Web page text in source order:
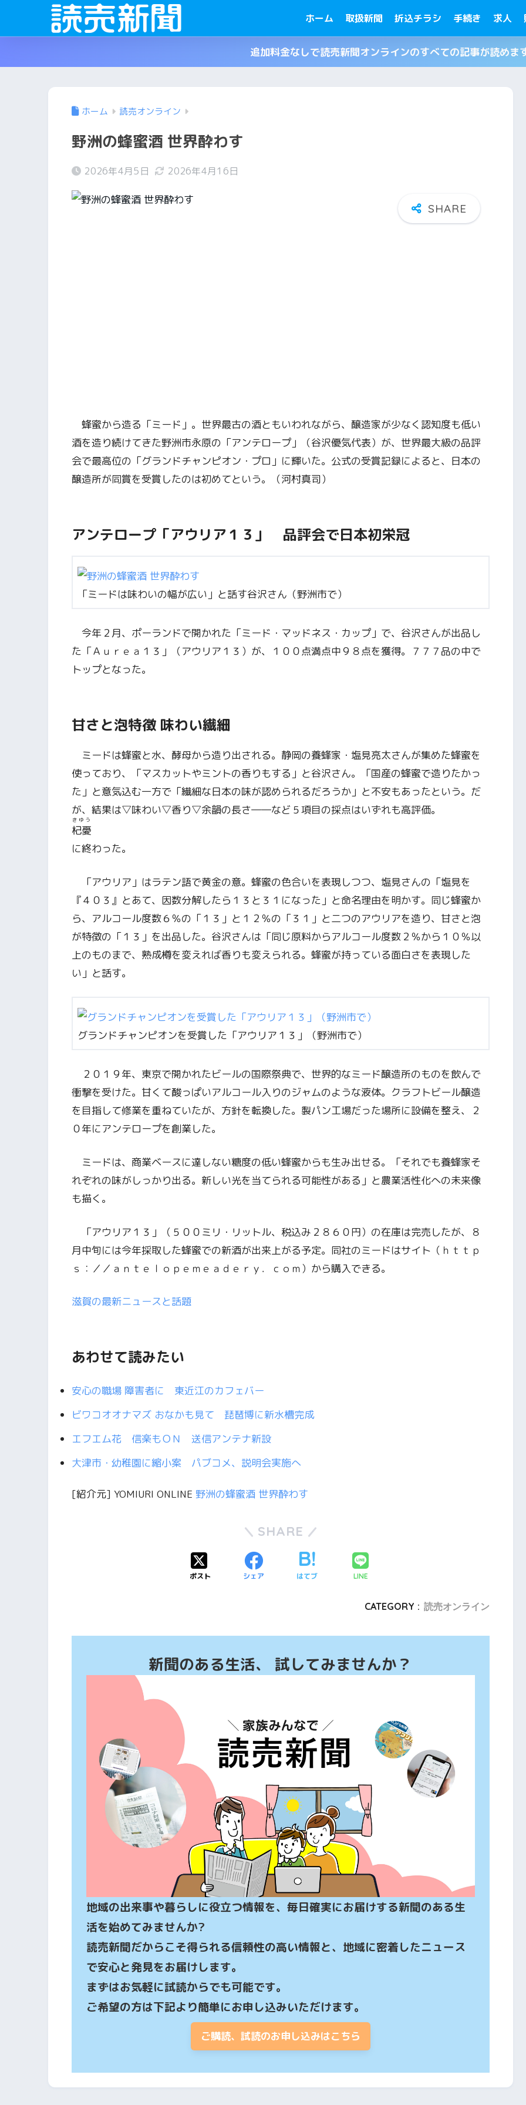
ホーム 取扱新聞 折込チラシ 手続き 求人
追加料金なしで読売新聞オンラインのすべての記事が読めま
ホーム 読売オンライン
野洲の蜂蜜酒 世界酔わす
2026年4月5日 2026年4月16日
蜂蜜から造る「ミード」。世界最古の酒ともいわれながら、醸造家が少なく認知度も低い
酒を造り続けてきた野洲市永原の「アンテロープ」（谷沢優気代表）が、世界最大級の品評
会で最高位の「グランドチャンピオン・プロ」に輝いた。公式の受賞記録によると、日本の
醸造所が同賞を受賞したのは初めてという。（河村真司）
アンテロープ「アウリア１３」 品評会で日本初栄冠
「ミードは味わいの幅が広い」と話す谷沢さん（野洲市で）
今年２月、ポーランドで開かれた「ミード・マッドネス・カップ」で、谷沢さんが出品し
た「Ａｕｒｅａ１３」（アウリア１３）が、１００点満点中９８点を獲得。７７７品の中で
トップとなった。
甘さと泡特徴 味わい繊細
ミードは蜂蜜と水、酵母から造り出される。静岡の養蜂家・塩見亮太さんが集めた蜂蜜を
使っており、「マスカットやミントの香りもする」と谷沢さん。「国産の蜂蜜で造りたかっ
た」と意気込む一方で「繊細な日本の味が認められるだろうか」と不安もあったという。だ
が、結果は▽味わい▽香り▽余韻の長さ――など５項目の採点はいずれも高評価。
杞憂
きゆう
に終わった。
「アウリア」はラテン語で黄金の意。蜂蜜の色合いを表現しつつ、塩見さんの「塩見を
『４０３』とあて、因数分解したら１３と３１になった」と命名理由を明かす。同じ蜂蜜か
ら、アルコール度数６％の「１３」と１２％の「３１」と二つのアウリアを造り、甘さと泡
が特徴の「１３」を出品した。谷沢さんは「同じ原料からアルコール度数２％から１０％以
上のものまで、熟成樽を変えれば香りも変えられる。蜂蜜が持っている面白さを表現した
い」と話す。
グランドチャンピオンを受賞した「アウリア１３」（野洲市で）
２０１９年、東京で開かれたビールの国際祭典で、世界的なミード醸造所のものを飲んで
衝撃を受けた。甘くて酸っぱいアルコール入りのジャムのような液体。クラフトビール醸造
を目指して修業を重ねていたが、方針を転換した。製パン工場だった場所に設備を整え、２
０年にアンテロープを創業した。
ミードは、商業ベースに達しない糖度の低い蜂蜜からも生み出せる。「それでも養蜂家そ
れぞれの味がしっかり出る。新しい光を当てられる可能性がある」と農業活性化への未来像
も描く。
「アウリア１３」（５００ミリ・リットル、税込み２８６０円）の在庫は完売したが、８
月中旬には今年採取した蜂蜜での新酒が出来上がる予定。同社のミードはサイト（ｈｔｔｐ
ｓ：／／ａｎｔｅｌｏｐｅｍｅａｄｅｒｙ．ｃｏｍ）から購入できる。
滋賀の最新ニュースと話題
あわせて読みたい
安心の職場 障害者に 東近江のカフェバー
ビワコオオナマズ おなかも見て 琵琶博に新水槽完成
エフエム花 信楽もＯＮ 送信アンテナ新設
大津市・幼稚園に縮小案 パブコメ、説明会実施へ
[紹介元] YOMIURI ONLINE 野洲の蜂蜜酒 世界酔わす
SHARE
ポスト シェア はてブ LINE
CATEGORY : 読売オンライン
新聞のある生活、 試してみませんか？
地域の出来事や暮らしに役立つ情報を、毎日確実にお届けする新聞のある生
活を始めてみませんか?
読売新聞だからこそ得られる信頼性の高い情報と、地域に密着したニュース
で安心と発見をお届けします。
まずはお気軽に試読からでも可能です。
ご希望の方は下記より簡単にお申し込みいただけます。
ご購読、試読のお申し込みはこちら